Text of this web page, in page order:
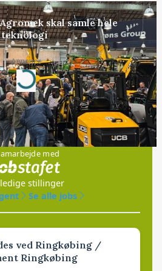
skal samle hele
Annonce
Jobs
med
ledige stillinger
Se alle jobs
ved Ringkøbing /
Ringkøbing